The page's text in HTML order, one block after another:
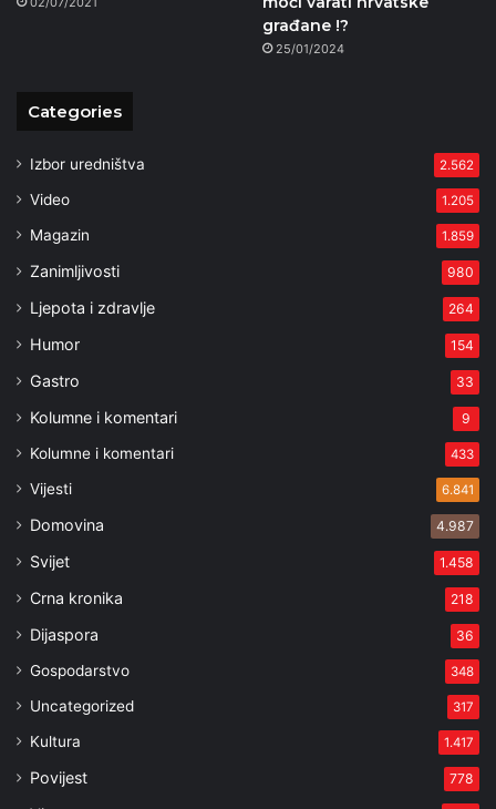
građane !?
25/01/2024
Categories
Izbor uredništva 2.562
Video 1.205
Magazin 1.859
Zanimljivosti 980
Ljepota i zdravlje 264
Humor 154
Gastro 33
Kolumne i komentari 9
Kolumne i komentari 433
Vijesti 6.841
Domovina 4.987
Svijet 1.458
Crna kronika 218
Dijaspora 36
Gospodarstvo 348
Uncategorized 317
Kultura 1.417
Povijest 778